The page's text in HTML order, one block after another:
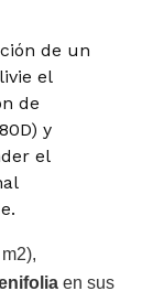
de un
el
de
y
el
en sus